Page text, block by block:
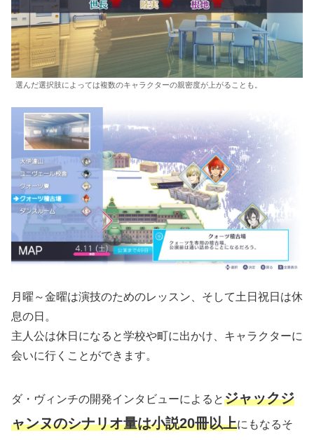
選んだ選択肢によっては複数のキャラクターの親密度が上がることも。
月曜～金曜は演技のためのレッスン、そして土日祝日は休
息の日。
主人公は休日になると学校や町に出かけ、キャラクターに
会いに行くことができます。
ダ・ヴィンチの開発インタビューによるとジャックジ
ャンヌのシナリオ量は小説20冊以上にもなるそ